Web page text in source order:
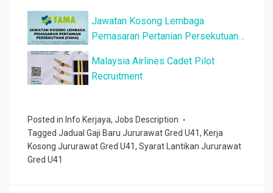
Jawatan Kosong Lembaga
Pemasaran Pertanian Persekutuan
Malaysia Airlines Cadet Pilot
Recruitment
Posted in Info Kerjaya, Jobs Description
Tagged Jadual Gaji Baru Jururawat Gred U41, Kerja
Kosong Jururawat Gred U41, Syarat Lantikan Jururawat
Gred U41